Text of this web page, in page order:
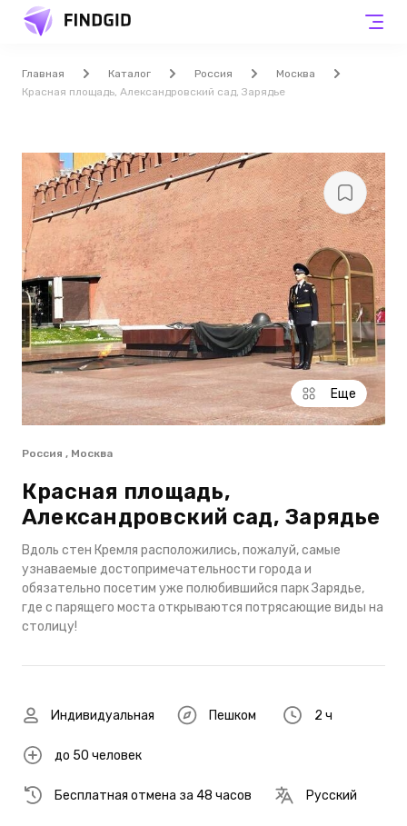
Главная Каталог Россия
Москва
Красная площадь, Александровский сад, Зарядье
Еще
Россия , Москва
Красная площадь,
Александровский сад, Зарядье
Вдоль стен Кремля расположились, пожалуй, самые
узнаваемые достопримечательности города и
обязательно посетим уже полюбившийся парк Зарядье,
где с парящего моста открываются потрясающие виды на
столицу!
Индивидуальная Пешком 2 ч
до 50 человек
Бесплатная отмена за 48 часов Русский